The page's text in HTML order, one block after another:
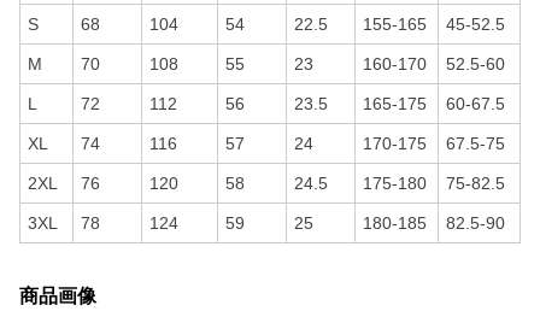
S 68 104 54 22.5 155-165 45-52.5
M 70 108 55 23 160-170 52.5-60
L 72 112 56 23.5 165-175 60-67.5
XL 74 116 57 24 170-175 67.5-75
2XL 76 120 58 24.5 175-180 75-82.5
3XL 78 124 59 25 180-185 82.5-90
商品画像